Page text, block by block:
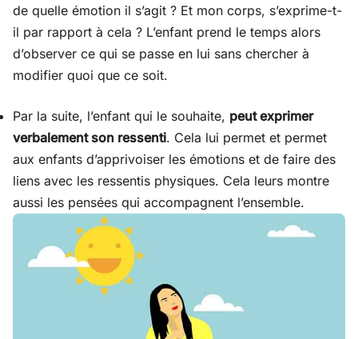
de quelle émotion il s’agit ? Et mon corps, s’exprime-t-
il par rapport à cela ? L’enfant prend le temps alors
d’observer ce qui se passe en lui sans chercher à
modifier quoi que ce soit.
Par la suite, l’enfant qui le souhaite, peut exprimer
verbalement son ressenti. Cela lui permet et permet
aux enfants d’apprivoiser les émotions et de faire des
liens avec les ressentis physiques. Cela leurs montre
aussi les pensées qui accompagnent l’ensemble.